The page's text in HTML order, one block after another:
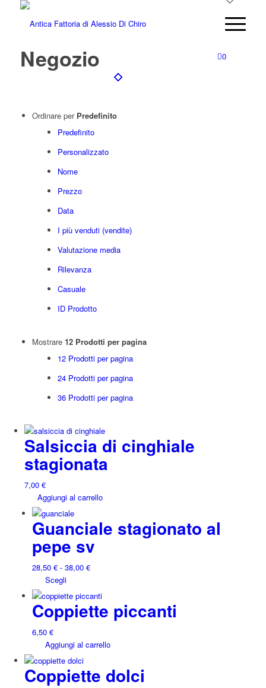
0
Negozio
Ordinare per Predefinito
Predefinito
Personalizzato
Nome
Prezzo
Data
I più venduti (vendite)
Valutazione media
Rilevanza
Casuale
ID Prodotto
Mostrare 12 Prodotti per pagina
12 Prodotti per pagina
24 Prodotti per pagina
36 Prodotti per pagina
Salsiccia di cinghiale
stagionata
7,00 €
Aggiungi al carrello
Guanciale stagionato al
pepe sv
28,50 € - 38,00 €Fascia
prezzo:
da
28,50 €
38,00 €
Scegli
prodotto
più
Le
possono
essere
Coppiette piccanti
6,50 €
Aggiungi al carrello
Coppiette dolci